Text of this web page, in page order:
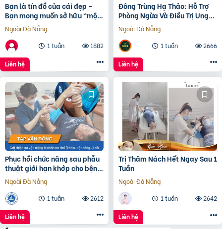
Bạn là tín đồ của cái đẹp –
Bạn mong muốn sở hữu “một
body hoàn hảo”
Ngoài Đà Nẵng
1 tuần
1882
Liên hệ
Đông Trùng Hạ Thảo: Hỗ Trợ
Phòng Ngừa Và Điều Trị Ung
Thư, Để Cơ Thể Tránh Xa Căn
Bệnh Quái Ác
Ngoài Đà Nẵng
1 tuần
2666
Liên hệ
Phục hồi chức năng sau phẫu
thuật giới hạn khớp cho bệnh
nhân
Ngoài Đà Nẵng
1 tuần
2612
Liên hệ
Trị Thâm Nách Hết Ngay Sau 1
Tuần
Ngoài Đà Nẵng
1 tuần
2642
Liên hệ